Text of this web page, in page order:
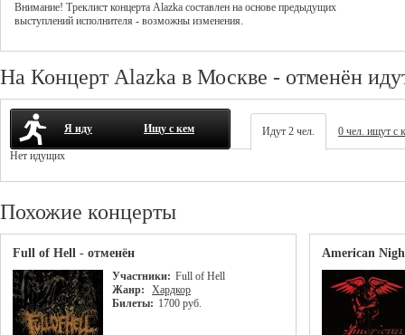
Внимание! Треклист концерта Alazka составлен на основе предыдущих
выступлений исполнителя - возможны изменения.
На Концерт Alazka в Москве - отменён
Я иду Ищу с кем Идут 2 чел.
0 чел. ищут с
Нет идущих
Похожие концерты
Full of Hell - отменён
Участники: Full of Hell
Жанр:
Хардкор
Билеты: 1700 руб.
American